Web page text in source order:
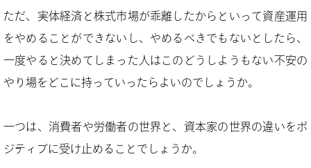
ただ、実体経済と株式市場が乖離したからといって資産運用
をやめることができないし、やめるべきでもないとしたら、
一度やると決めてしまった人はこのどうしようもない不安の
やり場をどこに持っていったらよいのでしょうか。
一つは、消費者や労働者の世界と、資本家の世界の違いをポ
ジティブに受け止めることでしょうか。